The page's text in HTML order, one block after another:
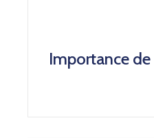
Importance de